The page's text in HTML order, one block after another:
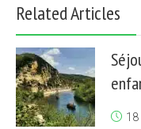
Related Articles
18